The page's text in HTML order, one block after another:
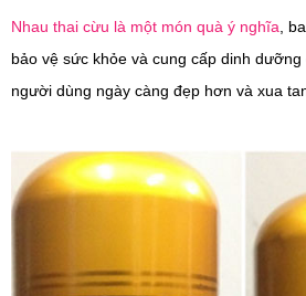
Nhau thai cừu là một món quà ý nghĩa ,
bảo vệ sức khỏe và cung cấp dinh
người dùng ngày càng đẹp hơn và xua